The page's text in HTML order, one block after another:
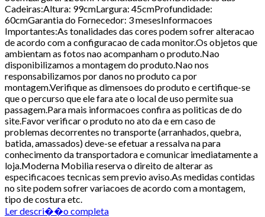
Cadeiras:Altura: 99cmLargura: 45cmProfundidade:
60cmGarantia do Fornecedor: 3 mesesInformacoes
Importantes:As tonalidades das cores podem sofrer alteracao
de acordo com a configuracao de cada monitor.Os objetos que
ambientam as fotos nao acompanham o produto.Nao
disponibilizamos a montagem do produto.Nao nos
responsabilizamos por danos no produto ca por
montagem.Verifique as dimensoes do produto e certifique-se
que o percurso que ele fara ate o local de uso permite sua
passagem.Para mais informacoes confira as politicas de do
site.Favor verificar o produto no ato da e em caso de
problemas decorrentes no transporte (arranhados, quebra,
batida, amassados) deve-se efetuar a ressalva na para
conhecimento da transportadora e comunicar imediatamente a
loja.Moderna Mobilia reserva o direito de alterar as
especificacoes tecnicas sem previo aviso.As medidas contidas
no site podem sofrer variacoes de acordo com a montagem,
tipo de costura etc.
Ler descri��o completa